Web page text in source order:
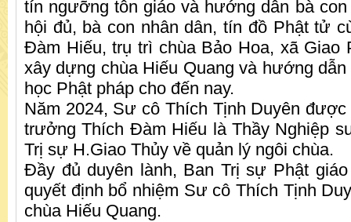
tín ngưỡng tôn giáo và hướng dẫn bà
hội đủ, bà con nhân dân, tín đồ Phật tử
Đàm Hiếu, trụ trì chùa Bảo Hoa, xã Giao
xây dựng chùa Hiếu Quang và hướng
học Phật pháp cho đến nay.
Năm 2024, Sư cô Thích Tịnh Duyên
trưởng Thích Đàm Hiếu là Thầy Nghiệp
Trị sự H.Giao Thủy về quản lý ngôi chùa.
Đầy đủ duyên lành, Ban Trị sự Phật
quyết định bổ nhiệm Sư cô Thích Tịnh
chùa Hiếu Quang.